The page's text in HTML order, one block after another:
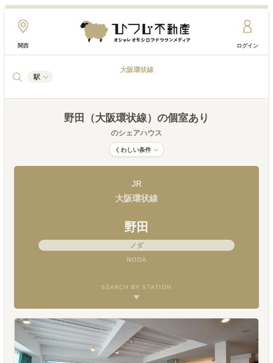
関西 ログイン
駅
大阪環状線
野田（大阪環状線） の個室あり
のシェアハウス
くわしい条件
JR
大阪環状線
野田
ノダ
NODA
SEARCH BY STATION